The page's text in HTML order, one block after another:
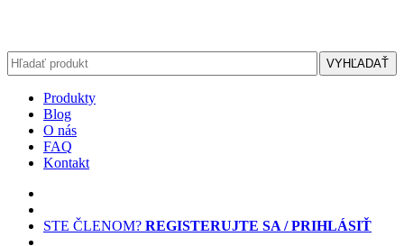
VYHĽADAŤ
Produkty
Blog
O nás
FAQ
Kontakt
STE ČLENOM? REGISTERUJTE SA / PRIHLÁSIŤ